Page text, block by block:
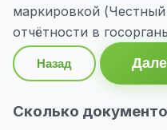
маркировкой (Честный
отчётности в
Назад
Сколько